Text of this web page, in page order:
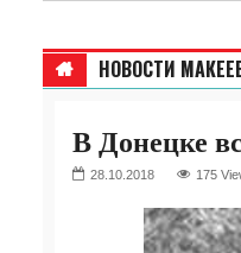
НОВОСТИ
В Донецке
28.10.2018 175